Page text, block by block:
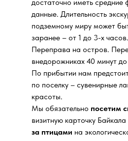
достаточно иметь средние
данные. Длительность
подземному миру может
заранее – от 1 до 3-х часов.
Переправа на остров.
внедорожниках 40 минут до
По прибытии нам
по поселку – сувенирные
красоты.
Мы обязательно посетим
визитную карточку Байкала
за птицами на